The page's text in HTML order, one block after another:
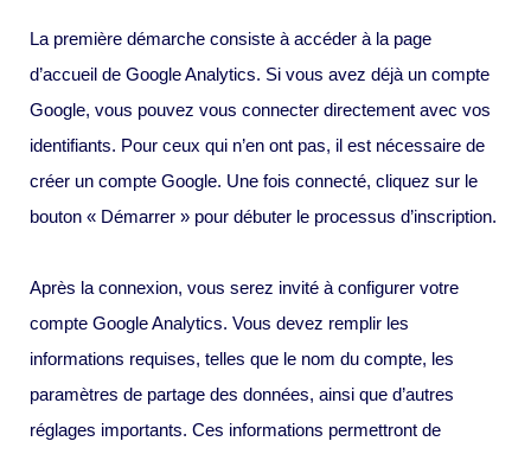
La première démarche consiste à accéder à la page
d’accueil de Google Analytics. Si vous avez déjà un compte
Google, vous pouvez vous connecter directement avec vos
identifiants. Pour ceux qui n’en ont pas, il est nécessaire de
créer un compte Google. Une fois connecté, cliquez sur le
bouton « Démarrer » pour débuter le processus d’inscription.
Après la connexion, vous serez invité à configurer votre
compte Google Analytics. Vous devez remplir les
informations requises, telles que le nom du compte, les
paramètres de partage des données, ainsi que d’autres
réglages importants. Ces informations permettront de